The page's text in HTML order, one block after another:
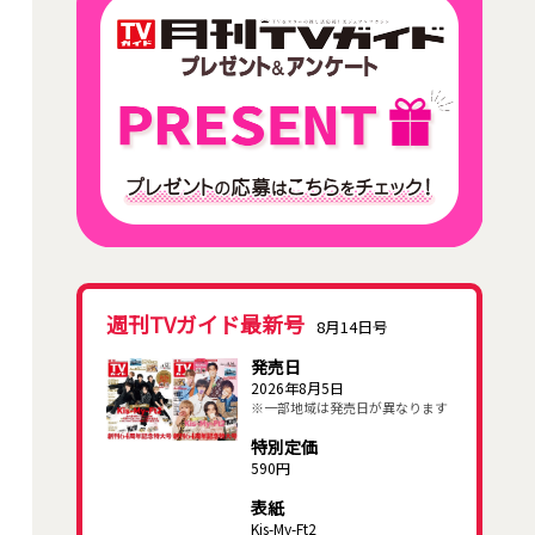
週刊TVガイド最新号 8月14日号
発売日
2026年8月5日
※一部地域は発売日が異なります
特別定価
590円
表紙
Kis-My-Ft2